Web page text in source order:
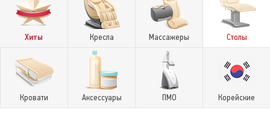
Хиты Кресла Массажеры Столы
Кровати Аксессуары ПМО Корейские